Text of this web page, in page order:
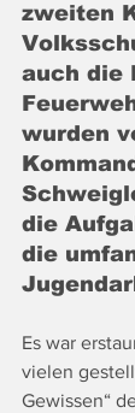
zweiten
auch die
wurden
die
die
Es war
vielen
Gewissen“